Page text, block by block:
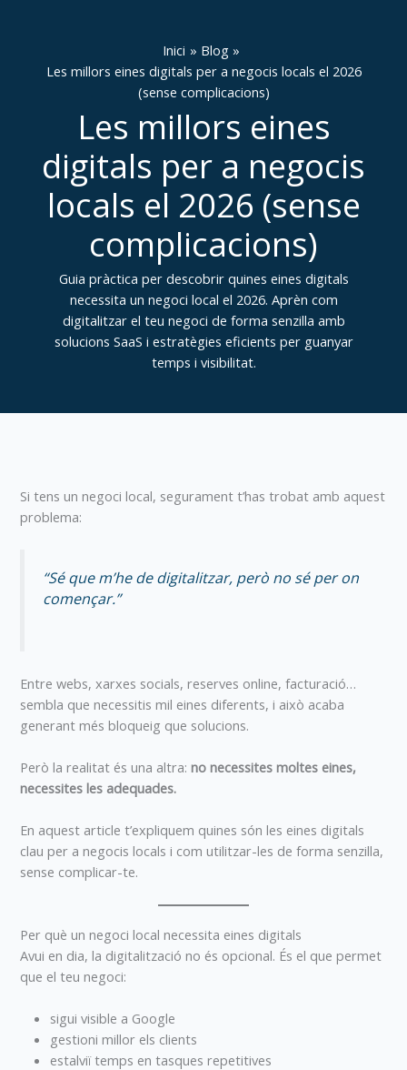
Inici
Blog
Les millors eines digitals per a negocis locals el 2026
(sense complicacions)
Les millors eines
digitals per a negocis
locals el 2026 (sense
complicacions)
Guia pràctica per descobrir quines eines digitals
necessita un negoci local el 2026. Aprèn com
digitalitzar el teu negoci de forma senzilla amb
solucions SaaS i estratègies eficients per guanyar
temps i visibilitat.
Si tens un negoci local, segurament t’has trobat amb aquest
problema:
“Sé que m’he de digitalitzar, però no sé per on
començar.”
Entre webs, xarxes socials, reserves online, facturació…
sembla que necessitis mil eines diferents, i això acaba
generant més bloqueig que solucions.
Però la realitat és una altra:no necessites moltes eines,
necessites les adequades.
En aquest article t’expliquem quines són les eines digitals
clau per a negocis locals i com utilitzar-les de forma senzilla,
sense complicar-te.
Per què un negoci local necessita eines digitals
Avui en dia, la digitalització no és opcional. És el que permet
que el teu negoci:
sigui visible a Google
gestioni millor els clients
estalviï temps en tasques repetitives